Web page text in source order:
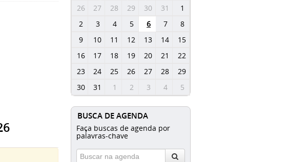
26
27 28 29 30 31
1
2
3 4 5 6 7
8
9
10 11 12 13 14
15
16
17 18 19 20 21
22
23
24 25 26 27 28
29
30
31 1 2 3 4 5
BUSCA DE AGENDA
Faça buscas de agenda por
palavras-chave